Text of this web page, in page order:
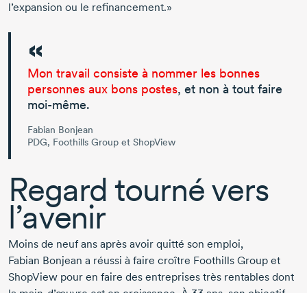
l’expansion ou le refinancement.»
Mon travail consiste à nommer les bonnes
personnes aux bons postes, et non à tout faire
moi-même.
Fabian Bonjean
PDG, Foothills Group et ShopView
Regard tourné vers
l’avenir
Moins de neuf ans après avoir quitté son emploi,
Fabian Bonjean a réussi à faire croître Foothills Group et
ShopView pour en faire des entreprises très rentables dont